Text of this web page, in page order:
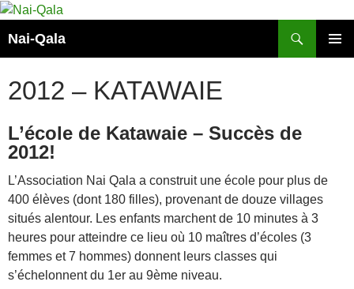
Aller
contenu
Nai-Qala
2012 – KATAWAIE
L’école de Katawaie – Succès de
2012!
L’Association Nai Qala a construit une école pour plus de
400 élèves (dont 180 filles), provenant de douze villages
situés alentour. Les enfants marchent de 10 minutes à 3
heures pour atteindre ce lieu où 10 maîtres d’écoles (3
femmes et 7 hommes) donnent leurs classes qui
s’échelonnent du 1er au 9ème niveau.